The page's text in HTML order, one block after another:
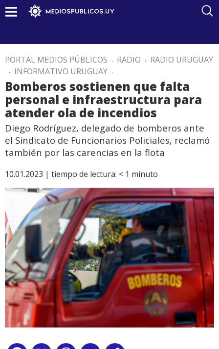
PORTAL MEDIOS PÚBLICOS . RADIO . RADIO URUGUAY
. INFORMATIVO URUGUAY .
Bomberos sostienen que falta
personal e infraestructura para
atender ola de incendios
Diego Rodríguez, delegado de bomberos ante
el Sindicato de Funcionarios Policiales, reclamó
también por las carencias en la flota
10.01.2023 | tiempo de lectura: < 1 minuto